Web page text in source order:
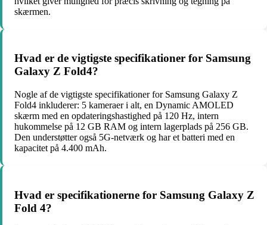
skærmen.
Hvad er de vigtigste specifikationer for Samsung
Galaxy Z Fold4?
Nogle af de vigtigste specifikationer for Samsung Galaxy Z
Fold4 inkluderer: 5 kameraer i alt, en Dynamic AMOLED
skærm med en opdateringshastighed på 120 Hz, intern
hukommelse på 12 GB RAM og intern lagerplads på 256 GB.
Den understøtter også 5G-netværk og har et batteri med en
kapacitet på 4.400 mAh.
Hvad er specifikationerne for Samsung Galaxy Z
Fold 4?